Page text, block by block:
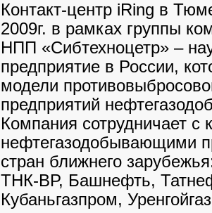
Контакт-центр iRing в
2009г. в рамках группы
НПП «Сибтехноцетр» –
предприятие в России,
модели
предприятий
Компания сотрудничает с
нефтегазодобывающими
стран ближнего
ТНК-ВР, Башнефть,
Кубаньгазпром,